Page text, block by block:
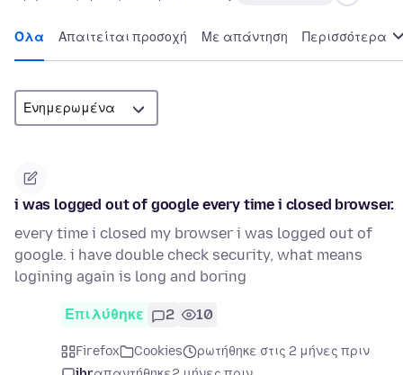
Όλα Απαιτείται προσοχή Με απάντηση Περισσότερα
i was logged out of google every time i closed browser.
every time i closed my browser i was logged out of
google. i have double check security, what means
logining again is long and boring
Επιλύθηκε 2 10
Firefox Cookies
ρωτήθηκε στις 2 μήνες πριν